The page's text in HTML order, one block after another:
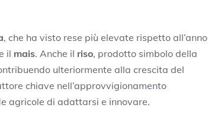
, che ha visto rese più elevate rispetto all’anno
il mais. Anche il riso, prodotto simbolo della
ulteriormente alla crescita del
chiave nell’approvvigionamento
agricole di adattarsi e innovare.